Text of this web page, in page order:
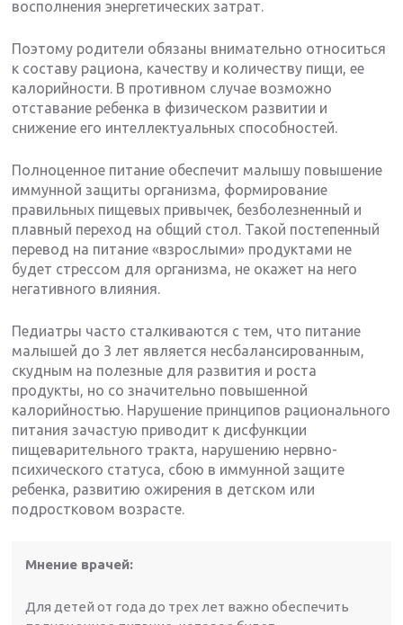
восполнения энергетических затрат.
Поэтому родители обязаны внимательно относиться
к составу рациона, качеству и количеству пищи, ее
калорийности. В противном случае возможно
отставание ребенка в физическом развитии и
снижение его интеллектуальных способностей.
Полноценное питание обеспечит малышу повышение
иммунной защиты организма, формирование
правильных пищевых привычек, безболезненный и
плавный переход на общий стол. Такой постепенный
перевод на питание «взрослыми» продуктами не
будет стрессом для организма, не окажет на него
негативного влияния.
Педиатры часто сталкиваются с тем, что питание
малышей до 3 лет является несбалансированным,
скудным на полезные для развития и роста
продукты, но со значительно повышенной
калорийностью. Нарушение принципов рационального
питания зачастую приводит к дисфункции
пищеварительного тракта, нарушению нервно-
психического статуса, сбою в иммунной защите
ребенка, развитию ожирения в детском или
подростковом возрасте.
Мнение врачей:
Для детей от года до трех лет важно обеспечить